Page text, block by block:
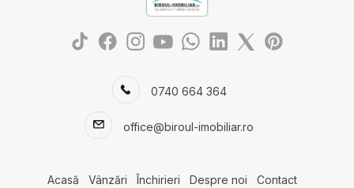
0740 664 364
office@biroul-imobiliar.ro
Acasă Vânzări Închirieri Despre noi
Contact